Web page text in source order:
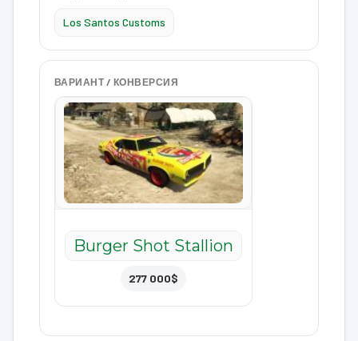
Los Santos Customs
ВАРИАНТ / КОНВЕРСИЯ
Burger Shot Stallion
277 000$